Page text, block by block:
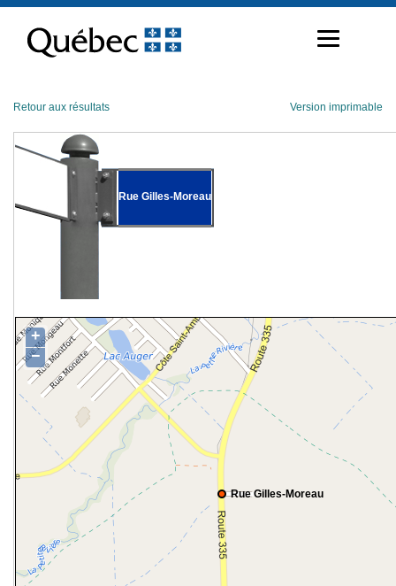
contenu
Retour aux résultats Version imprimable
Rue Gilles-Moreau
Rue Gilles-Moreau
+
−